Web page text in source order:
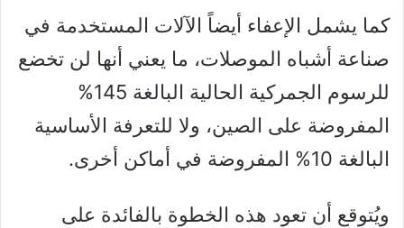
كما يشمل الإعفاء أيضاً الآلات المستخدمة في
صناعة أشباه الموصلات، ما يعني أنها لن تخضع
للرسوم الجمركية الحالية البالغة 145%
المفروضة على الصين، ولا للتعرفة الأساسية
البالغة 10% المفروضة في أماكن أخرى.
ويُتوقع أن تعود هذه الخطوة بالفائدة على